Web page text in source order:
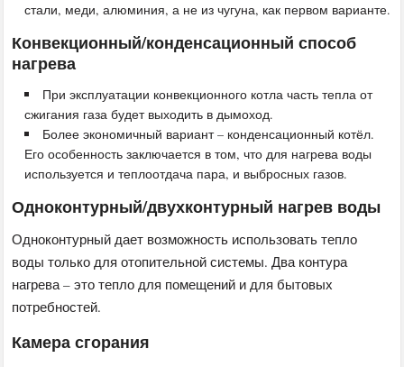
стали, меди, алюминия, а не из чугуна, как первом варианте.
Конвекционный/конденсационный способ
нагрева
При эксплуатации конвекционного котла часть тепла от
сжигания газа будет выходить в дымоход.
Более экономичный вариант – конденсационный котёл.
Его особенность заключается в том, что для нагрева воды
используется и теплоотдача пара, и выбросных газов.
Одноконтурный/двухконтурный нагрев воды
Одноконтурный дает возможность использовать тепло
воды только для отопительной системы. Два контура
нагрева – это тепло для помещений и для бытовых
потребностей.
Камера сгорания